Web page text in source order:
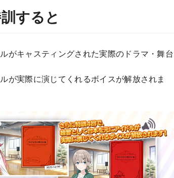
すると
がキャスティングされた実際のドラマ・舞台
が実際に演じてくれるボイスが解放されま